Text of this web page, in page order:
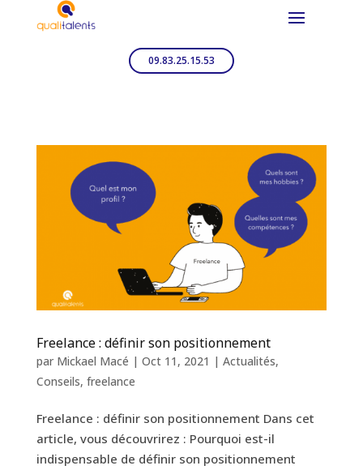
09.83.25.15.53
Freelance : définir son positionnement
par Mickael Macé | Oct 11, 2021 | Actualités,
Conseils, freelance
Freelance : définir son positionnement Dans cet
article, vous découvrirez : Pourquoi est-il
indispensable de définir son positionnement